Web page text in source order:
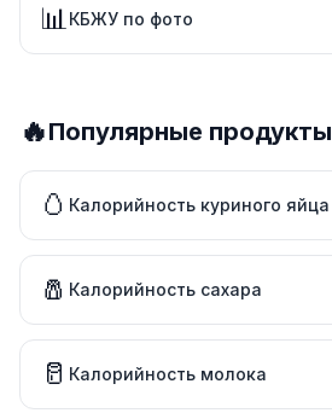
📊КБЖУ по фото
🔥Популярные продукты
🥚 Калорийность куриного яйца
🧂 Калорийность сахара
🥛 Калорийность молока